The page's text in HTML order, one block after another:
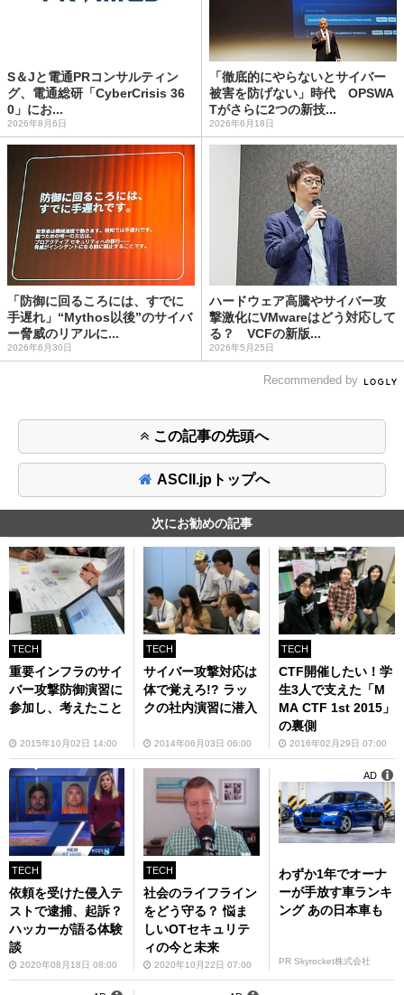
S＆Jと電通PRコンサルティン
グ、電通総研「CyberCrisis 36
0」にお...
2026年8月6日
「徹底的にやらないとサイバー
被害を防げない」時代 OPSWA
Tがさらに2つの新技...
2026年6月18日
「防御に回るころには、すでに
手遅れ」“Mythos以後”のサイバ
ー脅威のリアルに...
2026年6月30日
ハードウェア高騰やサイバー攻
撃激化にVMwareはどう対応して
る？ VCFの新版...
2026年5月25日
Recommended by
この記事の先頭へ
ASCII.jpトップへ
次にお勧めの記事
TECH
重要インフラのサイ
バー攻撃防御演習に
参加し、考えたこと
2015年10月02日 14:00
TECH
サイバー攻撃対応は
体で覚えろ!? ラッ
クの社内演習に潜入
2014年06月03日 06:00
TECH
CTF開催したい！学
生3人で支えた「M
MA CTF 1st 2015」
の裏側
2016年02月29日 07:00
TECH
依頼を受けた侵入テ
ストで逮捕、起訴？
ハッカーが語る体験
談
2020年08月18日 08:00
TECH
社会のライフライン
をどう守る？ 悩ま
しいOTセキュリテ
ィの今と未来
2020年10月22日 07:00
わずか1年でオーナ
ーが手放す車ランキ
ング あの日本車も
PR Skyrocket株式会社
AD